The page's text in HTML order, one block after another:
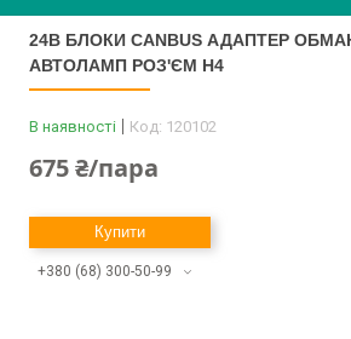
24В БЛОКИ CANBUS АДАПТЕР
АВТОЛАМП РОЗ'ЄМ H4
В наявності Код: 120102
675 ₴/пара
Купити
+380 (68) 300-50-99